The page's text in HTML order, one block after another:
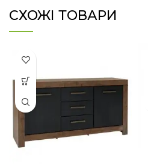
СХОЖІ ТОВАРИ